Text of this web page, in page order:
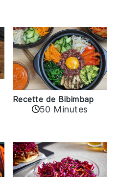
Recette de Bibimbap
50 Minutes